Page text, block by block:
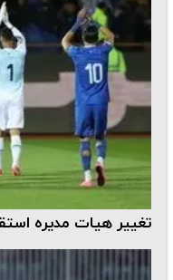
تغییر هیات مدیره